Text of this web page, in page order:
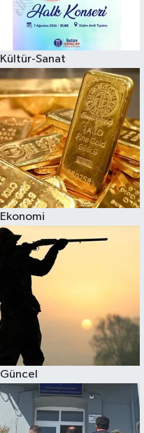
Kültür-Sanat
Ekonomi
Güncel